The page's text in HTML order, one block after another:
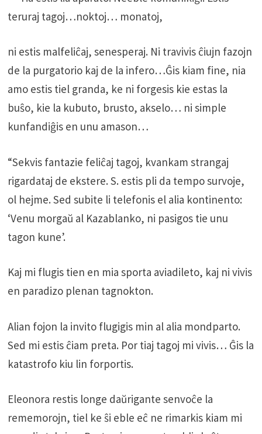
teruraj tagoj…noktoj… monatoj,
ni estis malfeliĉaj, senesperaj. Ni travivis ĉiujn fazojn
de la purgatorio kaj de la infero…Ĝis kiam fine, nia
amo estis tiel granda, ke ni forgesis kie estas la
buŝo, kie la kubuto, brusto, akselo… ni simple
kunfandiĝis en unu amason…
“Sekvis fantazie feliĉaj tagoj, kvankam strangaj
rigardataj de ekstere. S. estis pli da tempo survoje,
ol hejme. Sed subite li telefonis el alia kontinento:
‘Venu morgaŭ al Kazablanko, ni pasigos tie unu
tagon kune’.
Kaj mi flugis tien en mia sporta aviadileto, kaj ni vivis
en paradizo plenan tagnokton.
Alian fojon la invito flugigis min al alia mondparto.
Sed mi estis ĉiam preta. Por tiaj tagoj mi vivis… Ĝis la
katastrofo kiu lin forportis.
Eleonora restis longe daŭrigante senvoĉe la
rememorojn, tiel ke ŝi eble eĉ ne rimarkis kiam mi